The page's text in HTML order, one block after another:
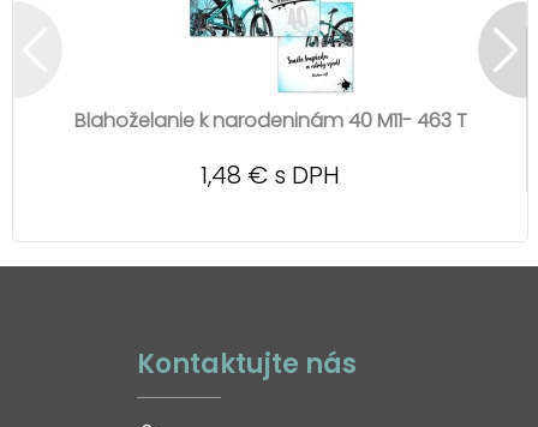
Blahoželanie k narodeninám 40 M11- 463 T
1,48 € s DPH
Kontaktujte nás